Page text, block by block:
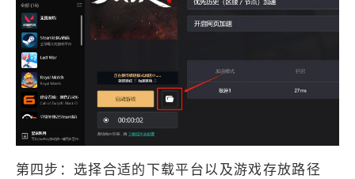
第四步：选择合适的下载平台以及游戏存放路径